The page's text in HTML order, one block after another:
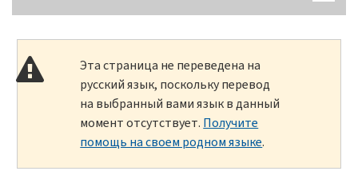
Эта страница не переведена на
русский язык, поскольку перевод
на выбранный вами язык в данный
момент отсутствует. Получите
помощь на своем родном языке.